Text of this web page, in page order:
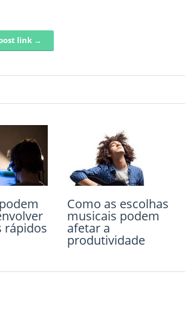
link →
rápidos
Como as escolhas
musicais podem
afetar a
produtividade
seu Caminhar na
natureza melhora
função cerebral